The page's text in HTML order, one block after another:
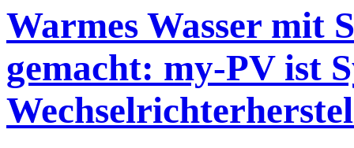
Warmes Wasser mit
gemacht: my-PV ist